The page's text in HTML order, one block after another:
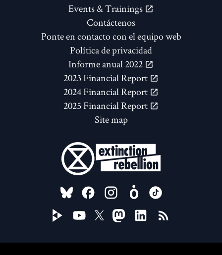
Events & Trainings
Contáctenos
Ponte en contacto con el equipo web
Política de privacidad
Informe anual 2022
2023 Financial Report
2024 Financial Report
2025 Financial Report
Site map
FOLLOW US ON